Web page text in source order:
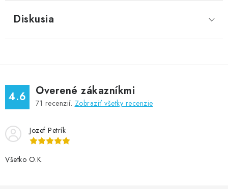
Diskusia
4.6 Overené zákazníkmi
71 recenzií. Zobraziť všetky recenzie
Jozef Petrík
Všetko O.K.